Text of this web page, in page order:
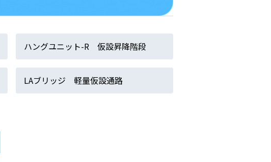
ハングユニット-R 仮設昇降階段
LAブリッジ 軽量仮設通路